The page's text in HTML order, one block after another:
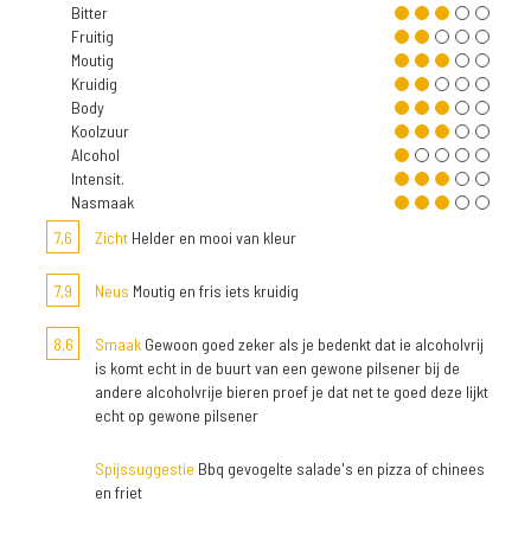
Bitter
Fruitig
Moutig
Kruidig
Body
Koolzuur
Alcohol
Intensit.
Nasmaak
7,6
Zicht Helder en mooi van kleur
7,9 Neus Moutig en fris iets kruidig
8,6 Smaak Gewoon goed zeker als je bedenkt dat ie alcoholvrij
is komt echt in de buurt van een gewone pilsener bij de
andere alcoholvrije bieren proef je dat net te goed deze lijkt
echt op gewone pilsener
Spijssuggestie Bbq gevogelte salade's en pizza of chinees
en friet